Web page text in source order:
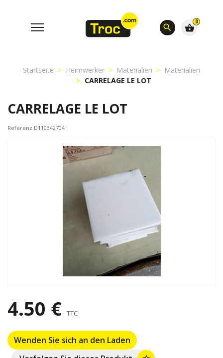
search
0
shopping_basket
Startseite Heimwerker Materialien
Materialien
CARRELAGE LE LOT
CARRELAGE LE LOT
Referenz D110342704
4.50 € TTC
Wenden Sie sich an den Laden